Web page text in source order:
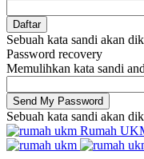
Sebuah kata sandi akan
Password recovery
Memulihkan kata sandi
Sebuah kata sandi akan
Rumah